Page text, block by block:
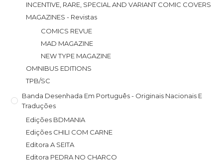
INCENTIVE, RARE, SPECIAL AND VARIANT COMIC COVERS
MAGAZINES - Revistas
COMICS REVUE
MAD MAGAZINE
NEW TYPE MAGAZINE
OMNIBUS EDITIONS
TPB/SC
Banda Desenhada Em Português - Originais Nacionais E
Traduções
Edições BDMANIA
Edições CHILI COM CARNE
Editora A SEITA
Editora PEDRA NO CHARCO